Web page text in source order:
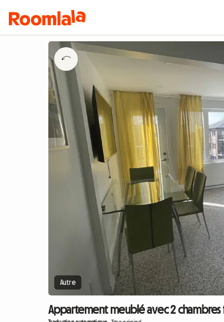
Autre
Appartement meublé avec 2 chambres